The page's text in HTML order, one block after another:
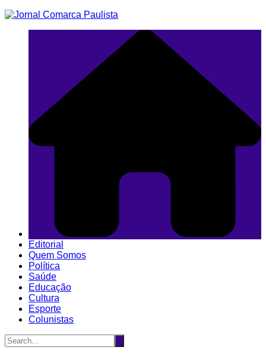
Ir
Editorial
Quem Somos
Política
Saúde
Educação
Cultura
Esporte
Colunistas